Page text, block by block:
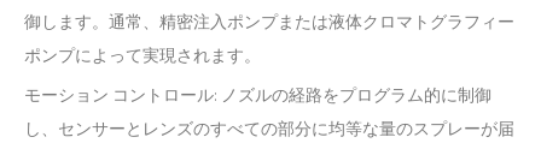
御します。通常、精密注入ポンプまたは液体クロマトグラフィー
ポンプによって実現されます。
モーション コントロール: ノズルの経路をプログラム的に制御
し、センサーとレンズのすべての部分に均等な量のスプレーが届